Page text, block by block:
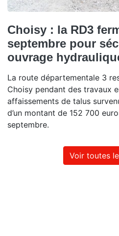
Choisy : la RD3
septembre pour
ouvrage
La route départementale 3
Choisy pendant des travaux
affaissements de talus
d’un montant de 152 700
septembre.
Voir toutes